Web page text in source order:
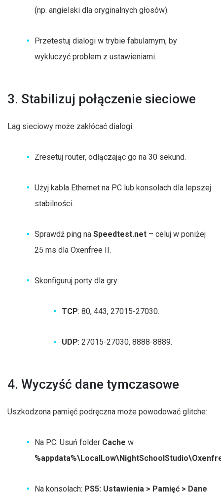
(np. angielski dla oryginalnych głosów).
Przetestuj dialogi w trybie fabularnym, by
wykluczyć problem z ustawieniami.
3. Stabilizuj połączenie sieciowe
Lag sieciowy może zakłócać dialogi:
Zresetuj router, odłączając go na 30 sekund.
Użyj kabla Ethernet na PC lub konsolach dla lepszej
stabilności.
Sprawdź ping na Speedtest.net – celuj w poniżej
25 ms dla Oxenfree II.
Skonfiguruj porty dla gry:
TCP: 80, 443, 27015-27030.
UDP: 27015-27030, 8888-8889.
4. Wyczyść dane tymczasowe
Uszkodzona pamięć podręczna może powodować glitche:
Na PC: Usuń folder Cache w
Na konsolach: PS5: Ustawienia > Pamięć > Dane